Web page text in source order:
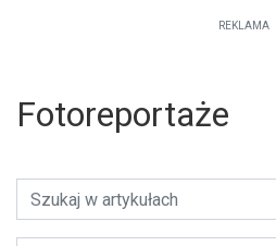
REKLAMA
Fotoreportaże